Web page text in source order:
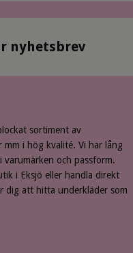
nyhetsbrev
sortiment av
mm i hög kvalité. Vi har lång
och passform.
i Eksjö eller handla direkt
dig att hitta underkläder som